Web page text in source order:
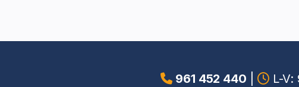
961 452 440
L-V: